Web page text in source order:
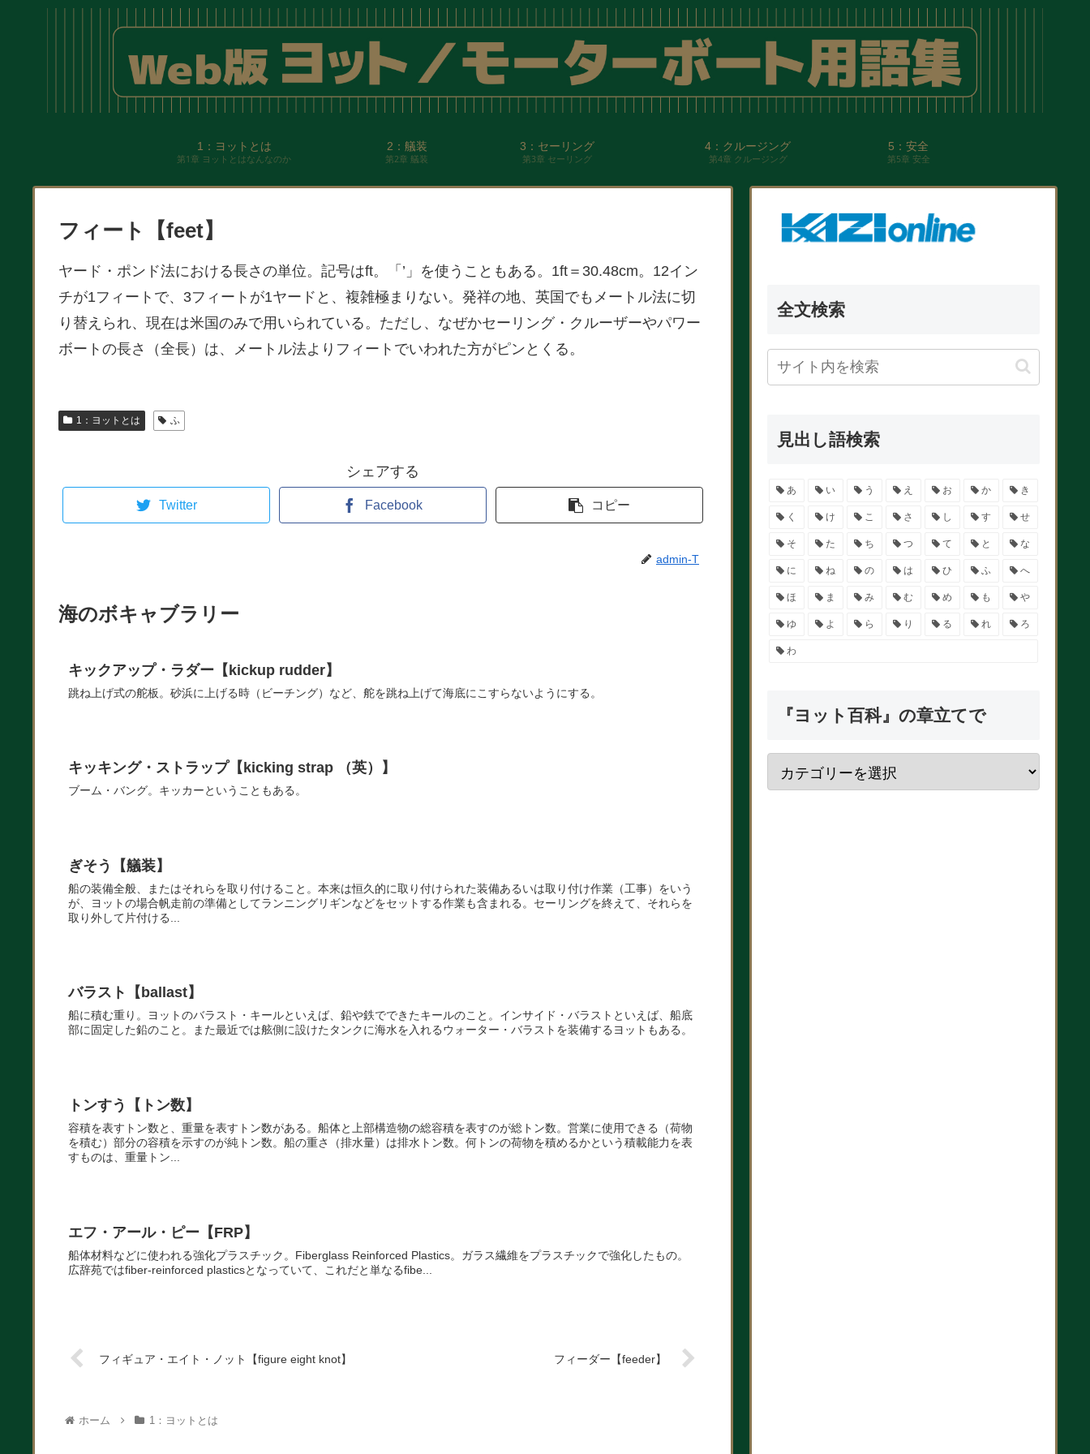
1：ヨットとは
第1章 ヨットとはなんなのか
2：艤装
第2章 艤装
3：セーリング
第3章 セーリング
4：クルージング
第4章 クルージング
5：安全
第5章 安全
フィート【feet】
ヤード・ポンド法における長さの単位。記号はft。「’」を使うこともある。1ft＝30.48cm。12イン
チが1フィートで、3フィートが1ヤードと、複雑極まりない。発祥の地、英国でもメートル法に切
り替えられ、現在は米国のみで用いられている。ただし、なぜかセーリング・クルーザーやパワー
ボートの長さ（全長）は、メートル法よりフィートでいわれた方がピンとくる。
1：ヨットとは ふ
シェアする
Twitter Facebook コピー
admin-T
海のボキャブラリー
キックアップ・ラダー【kickup rudder】
跳ね上げ式の舵板。砂浜に上げる時（ビーチング）など、舵を跳ね上げて海底にこすらないようにする。
キッキング・ストラップ【kicking strap （英）】
ブーム・バング。キッカーということもある。
ぎそう【艤装】
船の装備全般、またはそれらを取り付けること。本来は恒久的に取り付けられた装備あるいは取り付け作業（工事）をいう
が、ヨットの場合帆走前の準備としてランニングリギンなどをセットする作業も含まれる。セーリングを終えて、それらを
取り外して片付ける...
バラスト【ballast】
船に積む重り。ヨットのバラスト・キールといえば、鉛や鉄でできたキールのこと。インサイド・バラストといえば、船底
部に固定した鉛のこと。また最近では舷側に設けたタンクに海水を入れるウォーター・バラストを装備するヨットもある。
トンすう【トン数】
容積を表すトン数と、重量を表すトン数がある。船体と上部構造物の総容積を表すのが総トン数。営業に使用できる（荷物
を積む）部分の容積を示すのが純トン数。船の重さ（排水量）は排水トン数。何トンの荷物を積めるかという積載能力を表
すものは、重量トン...
エフ・アール・ピー【FRP】
船体材料などに使われる強化プラスチック。Fiberglass Reinforced Plastics。ガラス繊維をプラスチックで強化したもの。
広辞苑ではfiber-reinforced plasticsとなっていて、これだと単なるfibe...
フィギュア・エイト・ノット【figure eight knot】 フィーダー【feeder】
ホーム 1：ヨットとは
全文検索
見出し語検索
あ い う え お か き
く け こ さ し す せ
そ た ち つ て と な
に ね の は ひ ふ へ
ほ ま み む め も や
ゆ よ ら り る れ ろ
わ
『ヨット百科』の章立てで